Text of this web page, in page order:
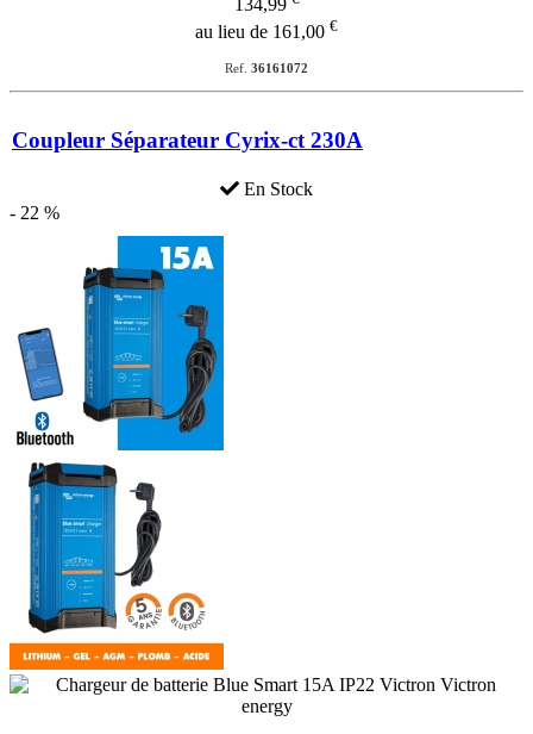
134,99
au lieu de 161,00 €
Ref. 36161072
Coupleur Séparateur Cyrix-ct 230A
En Stock
- 22 %